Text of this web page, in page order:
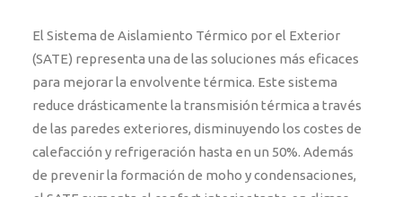
El Sistema de Aislamiento Térmico por el Exterior
(SATE) representa una de las soluciones más eficaces
para mejorar la envolvente térmica. Este sistema
reduce drásticamente la transmisión térmica a través
de las paredes exteriores, disminuyendo los costes de
calefacción y refrigeración hasta en un 50%. Además
de prevenir la formación de moho y condensaciones,